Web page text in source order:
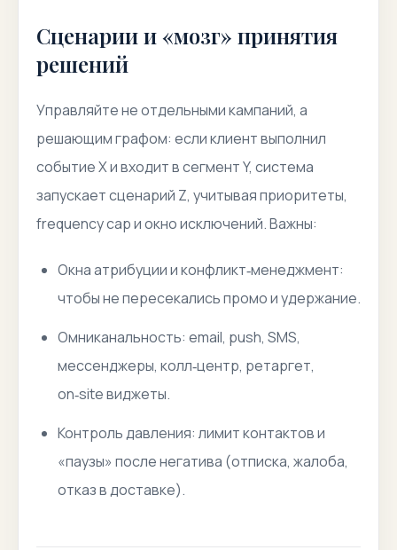
Сценарии и «мозг» принятия
решений
Управляйте не отдельными кампаний, а
решающим графом: если клиент выполнил
событие X и входит в сегмент Y, система
запускает сценарий Z, учитывая приоритеты,
frequency cap и окно исключений. Важны:
Окна атрибуции и конфликт‑менеджмент:
чтобы не пересекались промо и удержание.
Омниканальность: email, push, SMS,
мессенджеры, колл‑центр, ретаргет,
on‑site виджеты.
Контроль давления: лимит контактов и
«паузы» после негатива (отписка, жалоба,
отказ в доставке).